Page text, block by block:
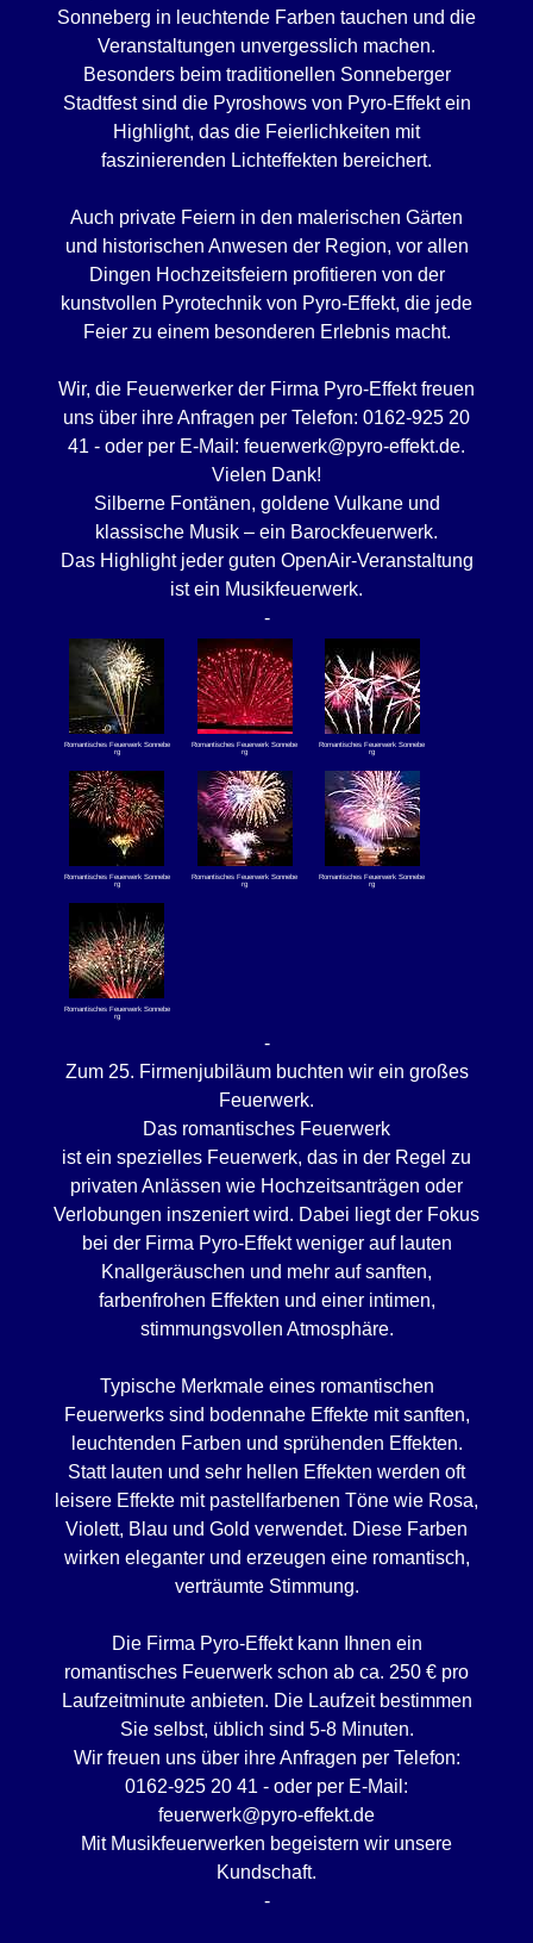
Sonneberg in leuchtende Farben tauchen und die
Veranstaltungen unvergesslich machen.
Besonders beim traditionellen Sonneberger
Stadtfest sind die Pyroshows von Pyro-Effekt ein
Highlight, das die Feierlichkeiten mit
faszinierenden Lichteffekten bereichert.
Auch private Feiern in den malerischen Gärten
und historischen Anwesen der Region, vor allen
Dingen Hochzeitsfeiern profitieren von der
kunstvollen Pyrotechnik von Pyro-Effekt, die jede
Feier zu einem besonderen Erlebnis macht.
Wir, die Feuerwerker der Firma Pyro-Effekt freuen
uns über ihre Anfragen per Telefon: 0162-925 20
41 - oder per E-Mail: feuerwerk@pyro-effekt.de.
Vielen Dank!
Silberne Fontänen, goldene Vulkane und
klassische Musik – ein Barockfeuerwerk.
Das Highlight jeder guten OpenAir-Veranstaltung
ist ein Musikfeuerwerk.
-
Romantisches Feuerwerk Sonnebe
rg
Romantisches Feuerwerk Sonnebe
rg
Romantisches Feuerwerk Sonnebe
rg
Romantisches Feuerwerk Sonnebe
rg
Romantisches Feuerwerk Sonnebe
rg
Romantisches Feuerwerk Sonnebe
rg
Romantisches Feuerwerk Sonnebe
rg
-
Zum 25. Firmenjubiläum buchten wir ein großes
Feuerwerk.
Das romantisches Feuerwerk
ist ein spezielles Feuerwerk, das in der Regel zu
privaten Anlässen wie Hochzeitsanträgen oder
Verlobungen inszeniert wird. Dabei liegt der Fokus
bei der Firma Pyro-Effekt weniger auf lauten
Knallgeräuschen und mehr auf sanften,
farbenfrohen Effekten und einer intimen,
stimmungsvollen Atmosphäre.
Typische Merkmale eines romantischen
Feuerwerks sind bodennahe Effekte mit sanften,
leuchtenden Farben und sprühenden Effekten.
Statt lauten und sehr hellen Effekten werden oft
leisere Effekte mit pastellfarbenen Töne wie Rosa,
Violett, Blau und Gold verwendet. Diese Farben
wirken eleganter und erzeugen eine romantisch,
verträumte Stimmung.
Die Firma Pyro-Effekt kann Ihnen ein
romantisches Feuerwerk schon ab ca. 250 € pro
Laufzeitminute anbieten. Die Laufzeit bestimmen
Sie selbst, üblich sind 5-8 Minuten.
Wir freuen uns über ihre Anfragen per Telefon:
0162-925 20 41 - oder per E-Mail:
feuerwerk@pyro-effekt.de
Mit Musikfeuerwerken begeistern wir unsere
Kundschaft.
-